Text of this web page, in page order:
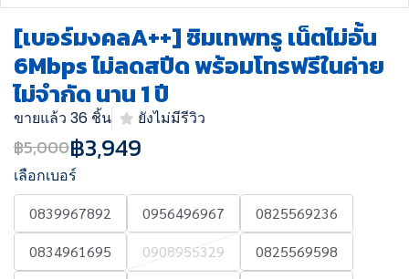
[เบอร์มงคลA++] ซิมเทพทรู เน็ตไม่อั้น
6Mbps ไม่ลดสปีด พร้อมโทรฟรีในค่าย
ไม่จำกัด นาน 1 ปี
ขายแล้ว 36 ชิ้น ยังไม่มีรีวิว
฿5,000฿3,949
เลือกเบอร์
0839967892 0956496967
0825569236
0834961695
0908955329
0825569598